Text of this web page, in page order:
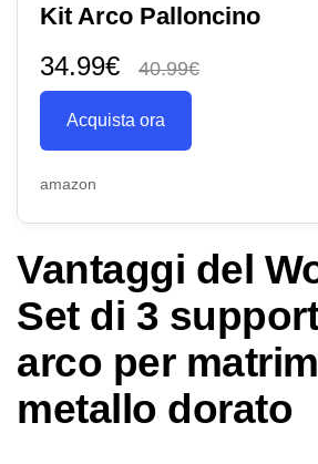
Kit Arco Palloncino
34.99€ 40.99€
Acquista ora
amazon
Vantaggi del
Set di 3
arco per
metallo dorato